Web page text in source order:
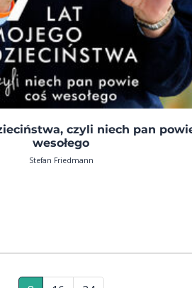
czyli niech pan
wesołego
Stefan Friedmann